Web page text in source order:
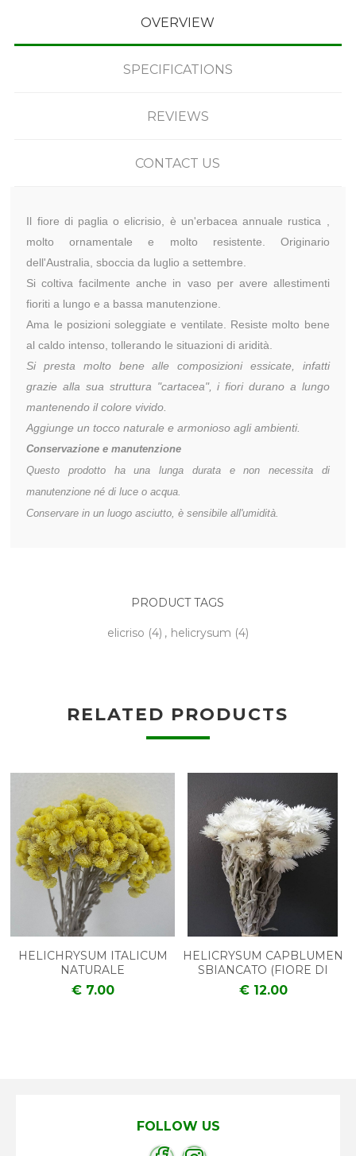
OVERVIEW
SPECIFICATIONS
REVIEWS
CONTACT US
Il fiore di paglia o elicrisio, è un'erbacea annuale rustica ,
molto ornamentale e molto resistente. Originario
dell'Australia, sboccia da luglio a settembre.
Si coltiva facilmente anche in vaso per avere allestimenti
fioriti a lungo e a bassa manutenzione.
Ama le posizioni soleggiate e ventilate. Resiste molto bene
al caldo intenso, tollerando le situazioni di aridità.
Si presta molto bene alle composizioni essicate, infatti
grazie alla sua struttura "cartacea", i fiori durano a lungo
mantenendo il colore vivido.
Aggiunge un tocco naturale e armonioso agli ambienti.
Conservazione e manutenzione
Questo prodotto ha una lunga durata e non necessita di
manutenzione né di luce o acqua.
Conservare in un luogo asciutto, è sensibile all'umidità.
PRODUCT TAGS
elicriso (4) , helicrysum (4)
RELATED PRODUCTS
HELICHRYSUM ITALICUM
NATURALE
€ 7.00
HELICRYSUM CAPBLUMEN
SBIANCATO (FIORE DI
PAGLIA)
€ 12.00
FOLLOW US